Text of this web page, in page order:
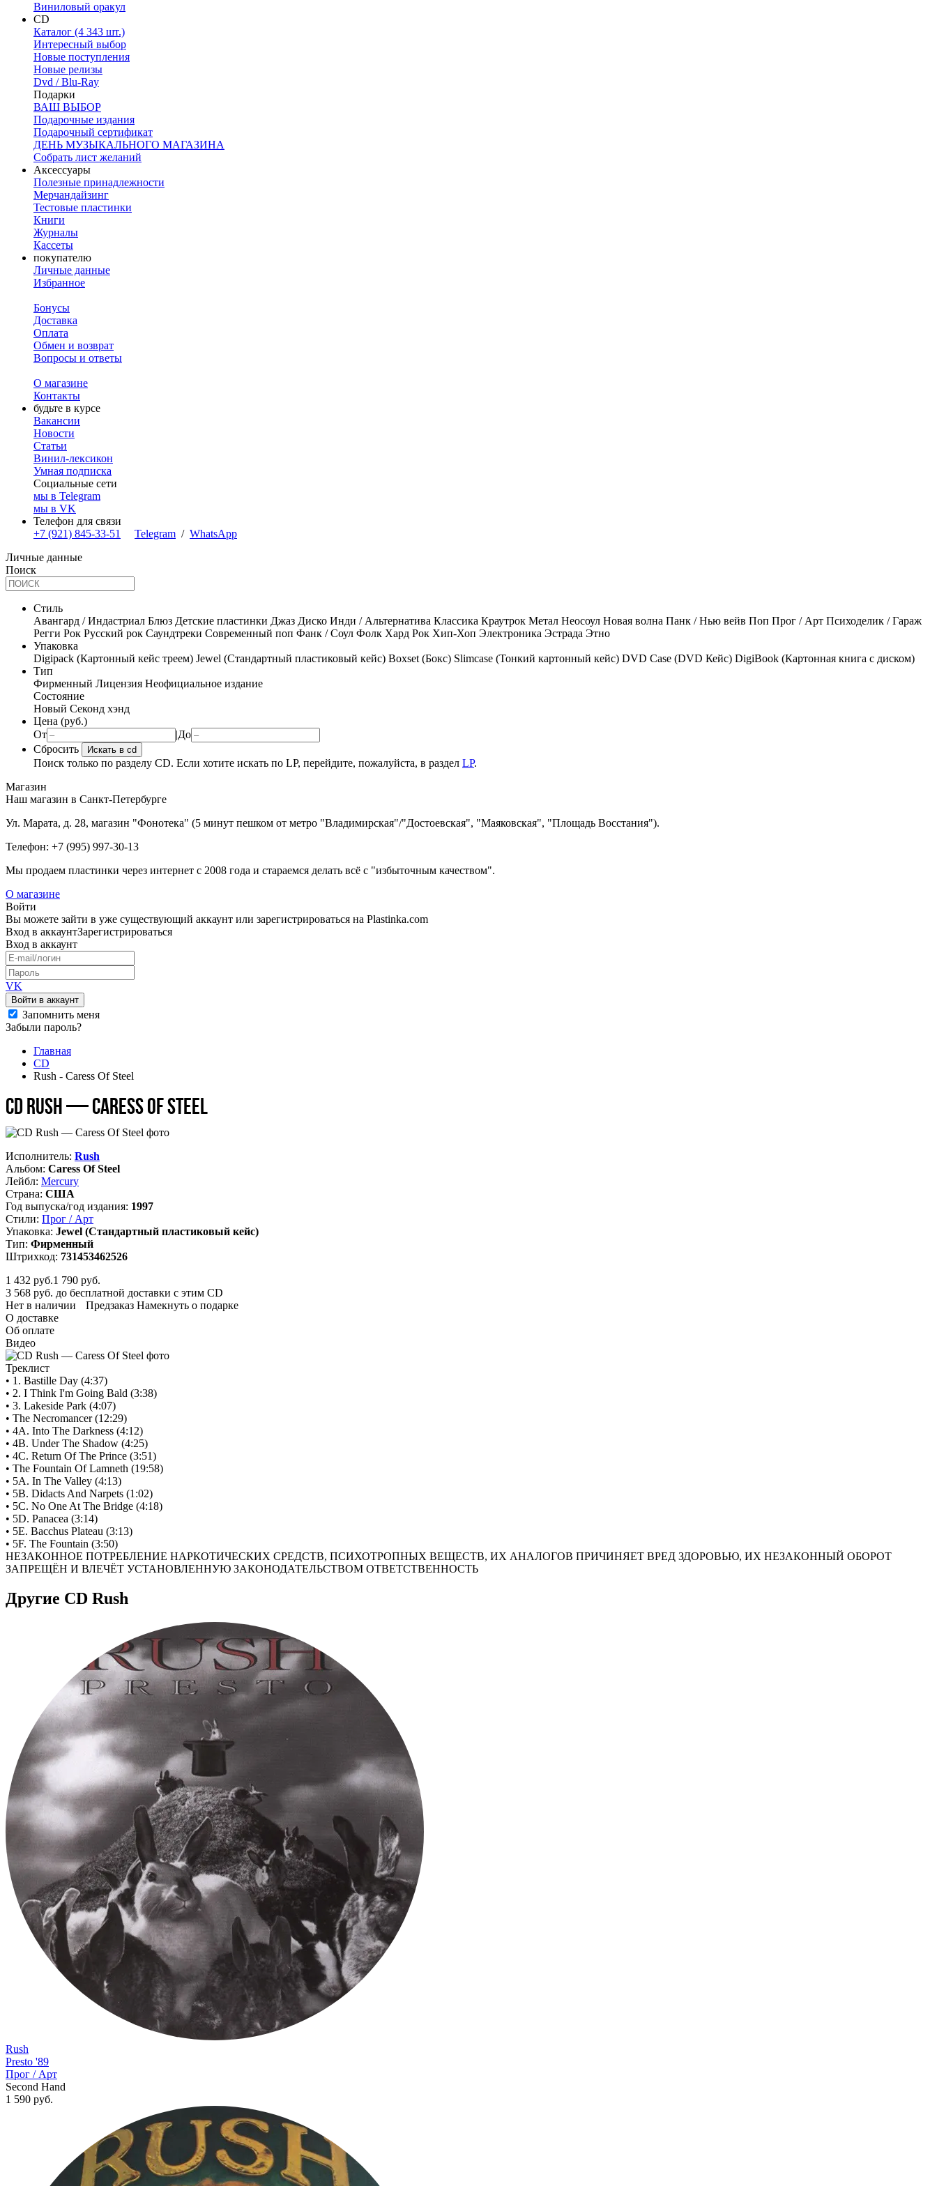
Виниловый оракул
CD
Каталог (4 343 шт.)
Интересный выбор
Новые поступления
Новые релизы
Dvd / Blu-Ray
Подарки
ВАШ ВЫБОР
Подарочные издания
Подарочный сертификат
ДЕНЬ МУЗЫКАЛЬНОГО МАГАЗИНА
Собрать лист желаний
Аксессуары
Полезные принадлежности
Мерчандайзинг
Тестовые пластинки
Книги
Журналы
Кассеты
покупателю
Личные данные
Избранное
Бонусы
Доставка
Оплата
Обмен и возврат
Вопросы и ответы
О магазине
Контакты
будьте в курсе
Вакансии
Новости
Статьи
Винил-лексикон
Умная подписка
Социальные сети
мы в Telegram
мы в VK
Телефон для связи
+7 (921) 845-33-51
Telegram / WhatsApp
Личные данные
Поиск
Стиль
Авангард / Индастриал Блюз Детские пластинки Джаз Диско Инди / Альтернатива Классика Краутрок Метал Неосоул Новая волна Панк / Нью вейв Поп Прог / Арт Психоделик / Гараж
Регги Рок Русский рок Саундтреки Современный поп Фанк / Соул Фолк Хард Рок Хип-Хоп Электроника Эстрада Этно
Упаковка
Digipack (Картонный кейс треем) Jewel (Стандартный пластиковый кейс) Boxset (Бокс) Slimcase (Тонкий картонный кейс) DVD Case (DVD Кейс) DigiBook (Картонная книга с диском)
Тип
Фирменный Лицензия Неофициальное издание
Состояние
Новый Секонд хэнд
Цена (руб.)
От
|До
Сбросить
Искать в cd
Поиск только по разделу CD. Если хотите искать по LP, перейдите, пожалуйста, в раздел LP.
Магазин
Наш магазин в Санкт-Петербурге
Ул. Марата, д. 28, магазин "Фонотека" (5 минут пешком от метро "Владимирская"/"Достоевская", "Маяковская", "Площадь Восстания").
Телефон: +7 (995) 997-30-13
Мы продаем пластинки через интернет c 2008 года и стараемся делать всё с "избыточным качеством".
О магазине
Войти
Вы можете зайти в уже существующий аккаунт или зарегистрироваться на Plastinka.com
Вход в аккаунтЗарегистрироваться
Вход в аккаунт
VK
Войти в аккаунт
Запомнить меня
Забыли пароль?
Главная
CD
Rush - Caress Of Steel
CD Rush — Caress Of Steel
Исполнитель: Rush
Альбом: Caress Of Steel
Лейбл: Mercury
Страна: США
Год выпуска/год издания: 1997
Стили: Прог / Арт
Упаковка: Jewel (Стандартный пластиковый кейс)
Тип: Фирменный
Штрихкод: 731453462526
1 432 руб.1 790 руб.
3 568 руб. до бесплатной доставки с этим CD
Нет в наличии
Предзаказ Намекнуть о подарке
О доставке
Об оплате
Видео
Треклист
• 1. Bastille Day (4:37)
• 2. I Think I'm Going Bald (3:38)
• 3. Lakeside Park (4:07)
• The Necromancer (12:29)
• 4A. Into The Darkness (4:12)
• 4B. Under The Shadow (4:25)
• 4C. Return Of The Prince (3:51)
• The Fountain Of Lamneth (19:58)
• 5A. In The Valley (4:13)
• 5B. Didacts And Narpets (1:02)
• 5C. No One At The Bridge (4:18)
• 5D. Panacea (3:14)
• 5E. Bacchus Plateau (3:13)
• 5F. The Fountain (3:50)
НЕЗАКОННОЕ ПОТРЕБЛЕНИЕ НАРКОТИЧЕСКИХ СРЕДСТВ, ПСИХОТРОПНЫХ ВЕЩЕСТВ, ИХ АНАЛОГОВ ПРИЧИНЯЕТ ВРЕД ЗДОРОВЬЮ, ИХ НЕЗАКОННЫЙ ОБОРОТ
ЗАПРЕЩЁН И ВЛЕЧЁТ УСТАНОВЛЕННУЮ ЗАКОНОДАТЕЛЬСТВОМ ОТВЕТСТВЕННОСТЬ
Другие CD Rush
Rush
Presto '89
Прог / Арт
Second Hand
1 590 руб.